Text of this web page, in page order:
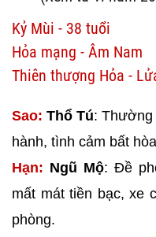
Kỷ Mùi - 38 tuổi
Hỏa mạng - Âm Nam
Thiên thượng Hỏa -
Sao: Thổ Tú: Thường
hành, tình cảm bất
Hạn: Ngũ Mộ: Đề
mất mát tiền bạc, xe
phòng.